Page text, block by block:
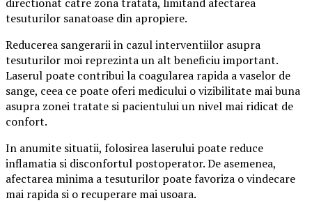
tesuturilor sanatoase din apropiere.
Reducerea sangerarii in cazul interventiilor asupra
tesuturilor moi reprezinta un alt beneficiu important.
Laserul poate contribui la coagularea rapida a vaselor de
sange, ceea ce poate oferi medicului o vizibilitate mai buna
asupra zonei tratate si pacientului un nivel mai ridicat de
confort.
In anumite situatii, folosirea laserului poate reduce
inflamatia si disconfortul postoperator. De asemenea,
afectarea minima a tesuturilor poate favoriza o vindecare
mai rapida si o recuperare mai usoara.